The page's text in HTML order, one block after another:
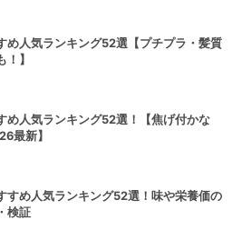
め人気ランキング52選【プチプラ・髪質
】
め人気ランキング52選！【焦げ付かな
最新】
すめ人気ランキング52選！味や栄養価の
検証